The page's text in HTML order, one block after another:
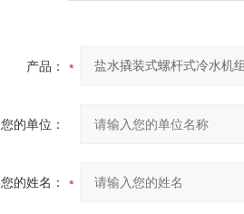
产品：
您的单位：
您的姓名：